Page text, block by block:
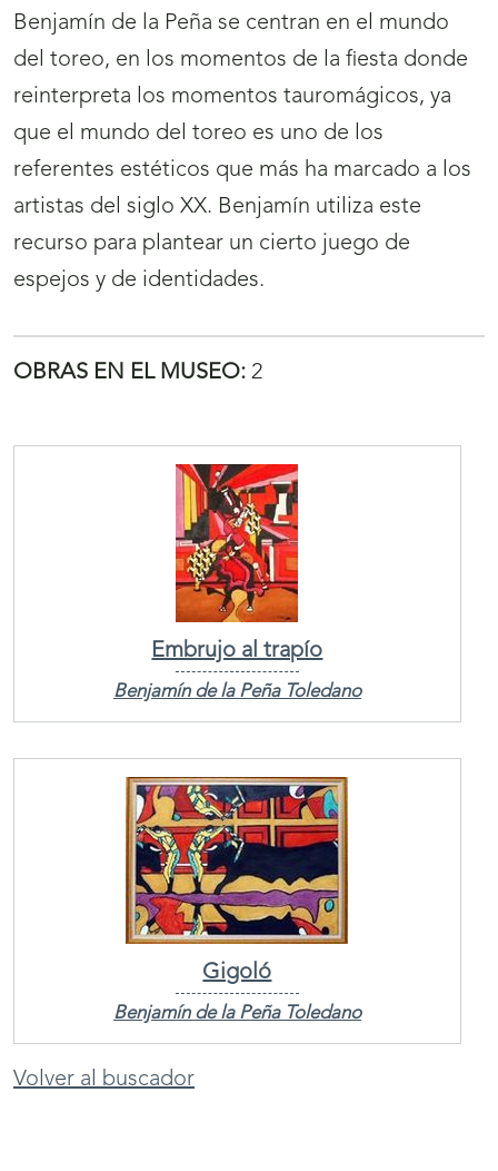
Benjamín de la Peña se centran en el mundo
del toreo, en los momentos de la fiesta donde
reinterpreta los momentos tauromágicos, ya
que el mundo del toreo es uno de los
referentes estéticos que más ha marcado a los
artistas del siglo XX. Benjamín utiliza este
recurso para plantear un cierto juego de
espejos y de identidades.
OBRAS EN EL MUSEO: 2
Embrujo al trapío
Benjamín de la Peña Toledano
Gigoló
Benjamín de la Peña Toledano
Volver al buscador